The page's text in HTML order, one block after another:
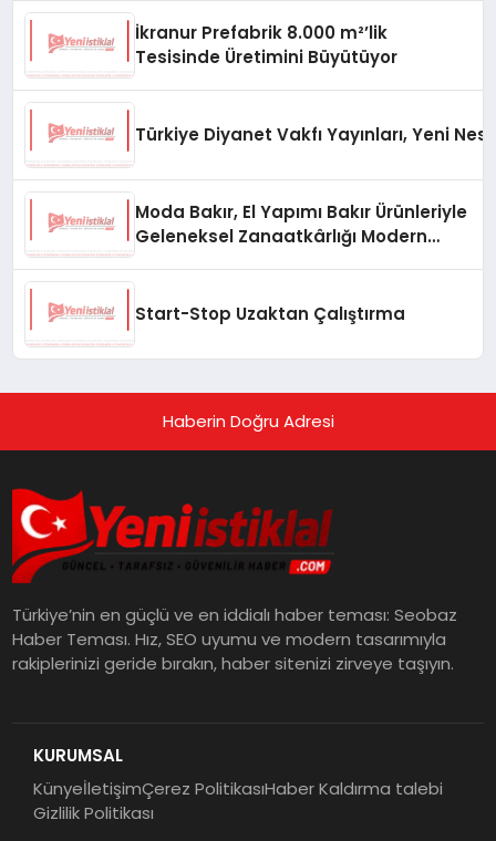
İkranur Prefabrik 8.000 m²’lik
Tesisinde Üretimini Büyütüyor
Türkiye Diyanet Vakfı Yayınları, Yeni
Moda Bakır, El Yapımı Bakır Ürünleriyle
Geleneksel Zanaatkârlığı Modern
Start-Stop Uzaktan Çalıştırma
Haberin Doğru Adresi
Türkiye’nin en güçlü ve en iddialı haber teması: Seobaz
Haber Teması. Hız, SEO uyumu ve modern tasarımıyla
rakiplerinizi geride bırakın, haber sitenizi zirveye taşıyın.
KURUMSAL
KünyeİletişimÇerez PolitikasıHaber Kaldırma talebi
Gizlilik Politikası